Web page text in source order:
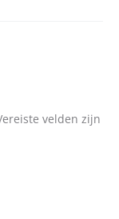
velden zijn